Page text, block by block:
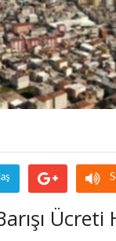
Ücreti